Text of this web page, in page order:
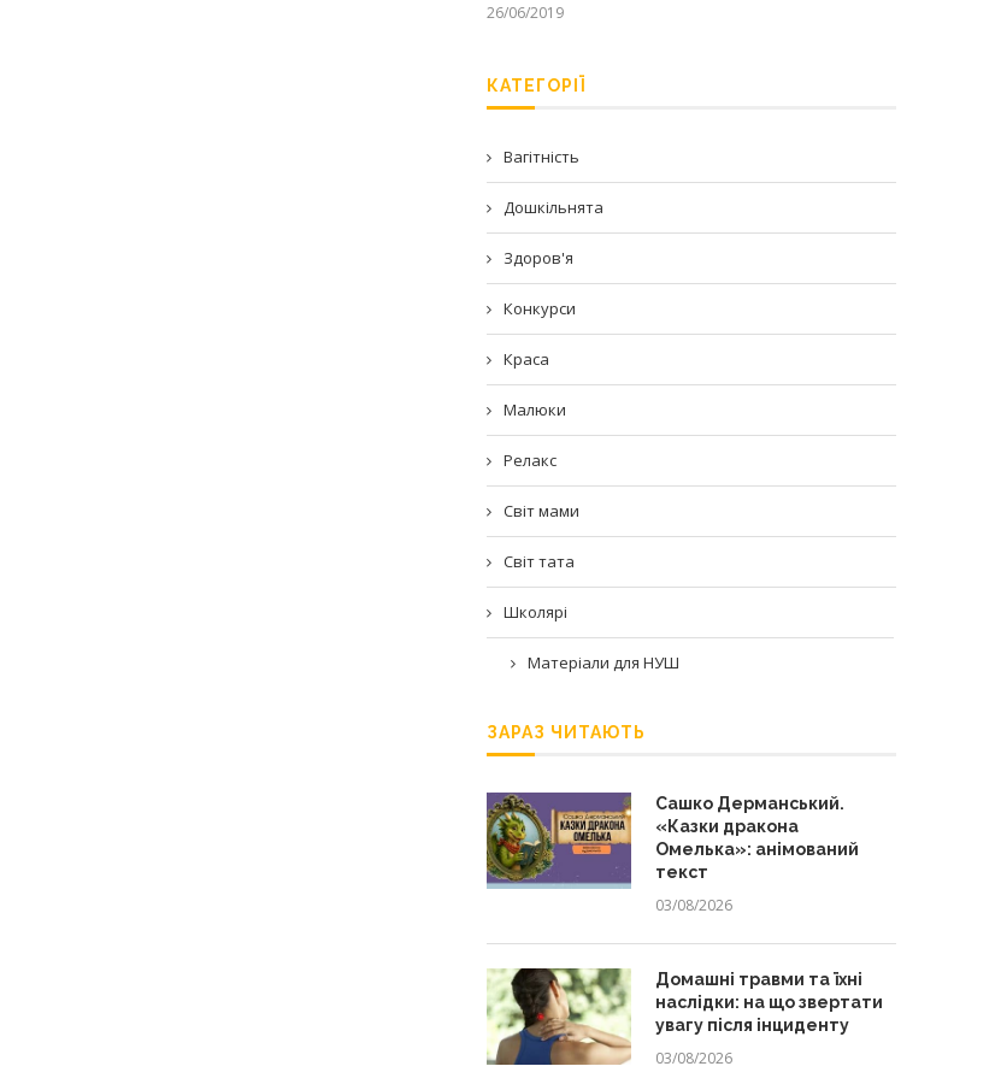
26/06/2019
КАТЕГОРІЇ
Вагітність
Дошкільнята
Здоров'я
Конкурси
Краса
Малюки
Релакс
Світ мами
Світ тата
Школярі
Матеріали для НУШ
ЗАРАЗ ЧИТАЮТЬ
Сашко Дерманський.
«Казки дракона
Омелька»: анімований
текст
03/08/2026
Домашні травми та їхні
наслідки: на що звертати
увагу після інциденту
03/08/2026